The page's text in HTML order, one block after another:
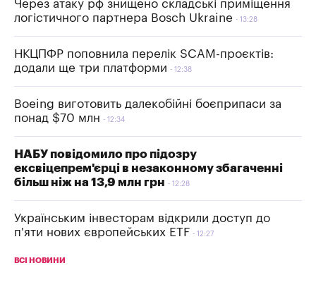
Через атаку рф знищено складські приміщення
логістичного партнера Bosch Ukraine
13:28
НКЦПФР поповнила перелік SCAM-проєктів:
додали ще три платформи
12:38
Boeing виготовить далекобійні боєприпаси за
понад $70 млн
12:34
НАБУ повідомило про підозру
ексвіцепрем'єрці в незаконному збагаченні
більш ніж на 13,9 млн грн
12:28
Українським інвесторам відкрили доступ до
п'яти нових європейських ETF
12:27
ВСІ НОВИНИ